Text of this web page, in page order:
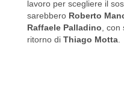
lavoro per scegliere il
sarebbero Roberto
Raffaele Palladino, con
ritorno di Thiago Motta.